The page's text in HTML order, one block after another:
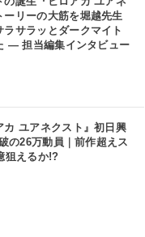
ーリーの大筋を堀越先生
ラサラッとダークマイト
― 担当編集インタビュー
カ ユアネクスト』初日興
の26万動員｜前作超えス
狙えるか!?